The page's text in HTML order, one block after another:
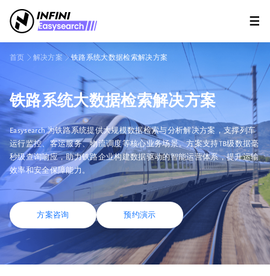
首页 解决方案 铁路系统大数据检索解决方案
铁路系统大数据检索解决方案
Easysearch 为铁路系统提供大规模数据检索与分析解决方案，支撑列车
运行监控、客运服务、物流调度等核心业务场景。方案支持TB级数据毫
秒级查询响应，助力铁路企业构建数据驱动的智能运营体系，提升运输
效率和安全保障能力。
方案咨询 预约演示